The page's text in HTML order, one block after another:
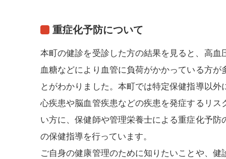
重症化予防について
本町の健診を受診した方の結果を見ると、高血
血糖などにより血管に負荷がかかっている方が
とがわかりました。本町では特定保健指導以外
心疾患や脳血管疾患などの疾患を発症するリス
い方に、保健師や管理栄養士による重症化予防
の保健指導を行っています。
ご自身の健康管理のために知りたいことや、健